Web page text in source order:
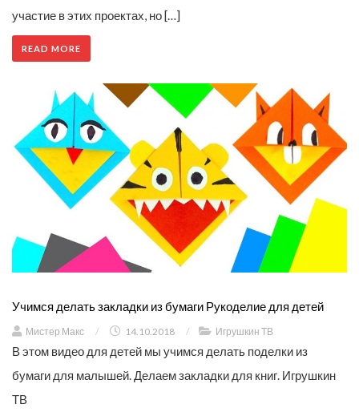
участие в этих проектах, но […]
READ MORE
Учимся делать закладки из бумаги Рукоделие для детей
Мистер Макс / 14.10.2018 / Игрушкин ТВ
В этом видео для детей мы учимся делать поделки из
бумаги для малышей. Делаем закладки для книг. Игрушкин
ТВ